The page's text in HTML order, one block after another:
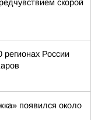
скорой
России
появился около